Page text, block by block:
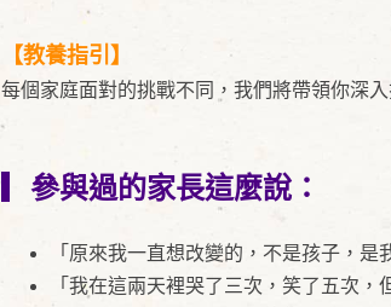
【教養指引】
每個家庭面對的挑戰不同，我們將帶領你深
▎參與過的家長這麼說：
「原來我一直想改變的，不是孩子，是
「我在這兩天裡哭了三次，笑了五次